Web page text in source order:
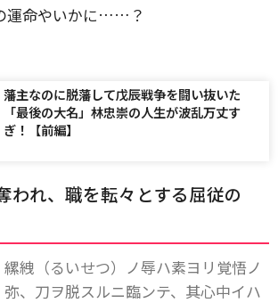
運命やいかに……？
藩主なのに脱藩して戊辰戦争を闘い抜いた
「最後の大名」林忠崇の人生が波乱万丈す
ぎ！【前編】
われ、職を転々とする屈従の
縲絏（るいせつ）ノ辱ハ素ヨリ覚悟ノ
、刀ヲ脱スルニ臨ンテ、其心中イハ